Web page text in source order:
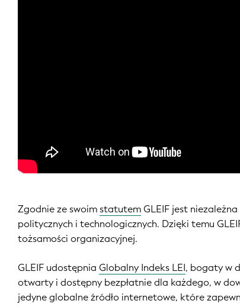
Zgodnie ze swoimstatutemGLEIF jest
politycznych i technologicznych. Dzięki temu
tożsamości organizacyjnej.
GLEIF udostępniaGlobalny Indeks LEI, bogaty w
otwarty i dostępny bezpłatnie dla każdego, w
jedyne globalne źródło internetowe, które